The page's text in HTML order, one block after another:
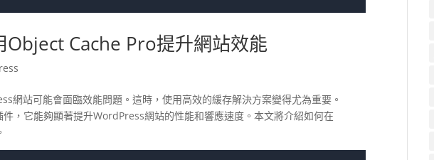
Cache Pro提升網站效能
網站可能會面臨效能問題。這時，使用高效的緩存解決方案變得尤為重要。
，它能夠顯著提升WordPress網站的性能和響應速度。本文將介紹如何在